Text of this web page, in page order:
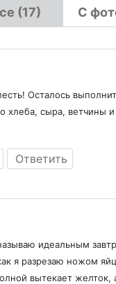
(17)
С
Осталось
хлеба, сыра, ветчины
Ответить
идеальным
я разрезаю ножом
вытекает желток,